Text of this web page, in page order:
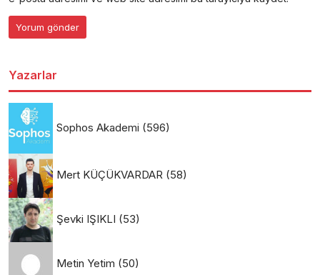
Yazarlar
Sophos Akademi (596)
Mert KÜÇÜKVARDAR (58)
Şevki IŞIKLI (53)
Metin Yetim (50)